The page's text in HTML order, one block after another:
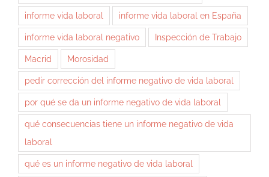
informe vida laboral informe vida laboral en España
informe vida laboral negativo Inspección de Trabajo
Macrid Morosidad
pedir corrección del informe negativo de vida laboral
por qué se da un informe negativo de vida laboral
qué consecuencias tiene un informe negativo de vida
laboral
qué es un informe negativo de vida laboral